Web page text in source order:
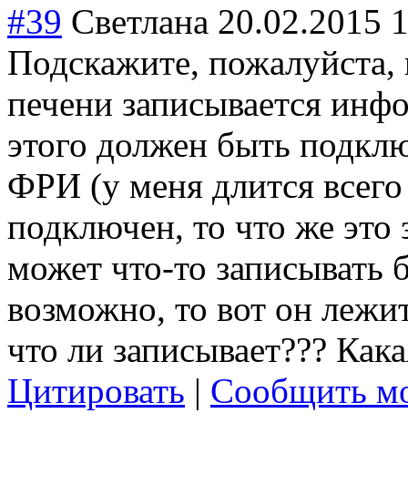
#39 Светлана 20.02.2015
Подскажите, пожалуйста,
печени записывается
этого должен быть
ФРИ (у меня длится
подключен, то что же это
может что-то записывать
возможно, то вот он
что ли записывает???
Цитировать | Сообщить